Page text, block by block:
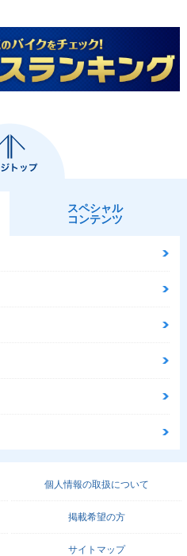
スペシャル
コンテンツ
個人情報の取扱について
掲載希望の方
サイトマップ